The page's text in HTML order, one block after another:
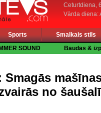
Ceturtdiena,
Vārda diena:
Sports Smalkais stils
SOUND Baudas &
Smagās
no